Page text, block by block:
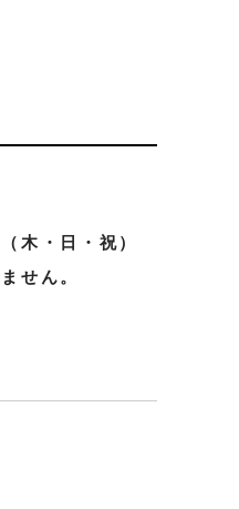
木・日・祝）
せん。